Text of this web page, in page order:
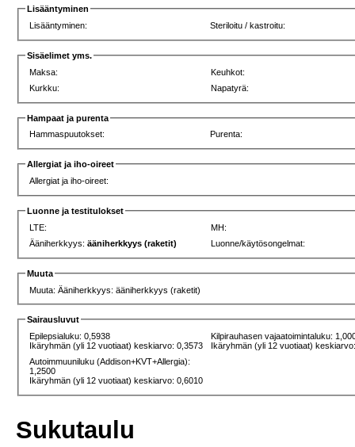
Lisääntyminen
Lisääntyminen:
Steriloitu / kastroitu:
Sisäelimet yms.
Maksa:
Keuhkot:
Kurkku:
Napatyrä:
Hampaat ja purenta
Hammaspuutokset:
Purenta:
Allergiat ja iho-oireet
Allergiat ja iho-oireet:
Luonne ja testitulokset
LTE:
MH:
Ääniherkkyys:ääniherkkyys (raketit) Luonne/käytösongelmat:
Muuta
Muuta: Ääniherkkyys: ääniherkkyys (raketit)
Sairausluvut
Epilepsialuku: 0,5938
Ikäryhmän (yli 12 vuotiaat) keskiarvo: 0,3573
Kilpirauhasen vajaatoimintaluku:
Ikäryhmän (yli 12 vuotiaat)
Autoimmuuniluku (Addison+KVT+Allergia):
1,2500
Ikäryhmän (yli 12 vuotiaat) keskiarvo: 0,6010
Sukutaulu